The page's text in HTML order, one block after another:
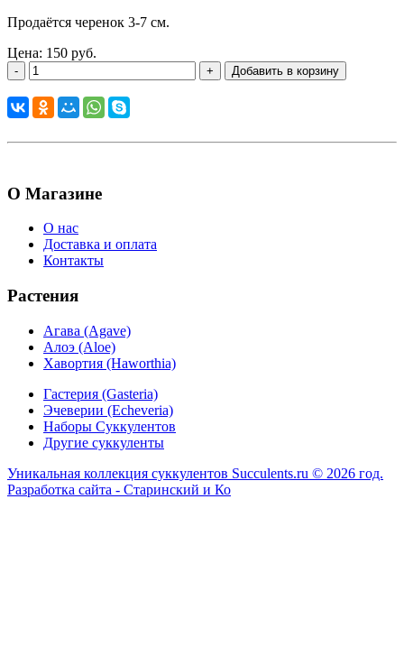
Продаётся черенок 3-7 см.
Цена: 150 руб.
- + Добавить в корзину
О Магазине
О нас
Доставка и оплата
Контакты
Растения
Агава (Agave)
Алоэ (Aloe)
Хавортия (Haworthia)
Гастерия (Gasteria)
Эчеверии (Echeveria)
Наборы Суккулентов
Другие суккуленты
Уникальная коллекция суккулентов Succulents.ru © 2026 год.
Разработка сайта - Старинский и Ко